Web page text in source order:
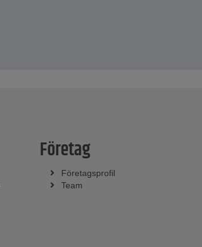
Företag
Företagsprofil
Team